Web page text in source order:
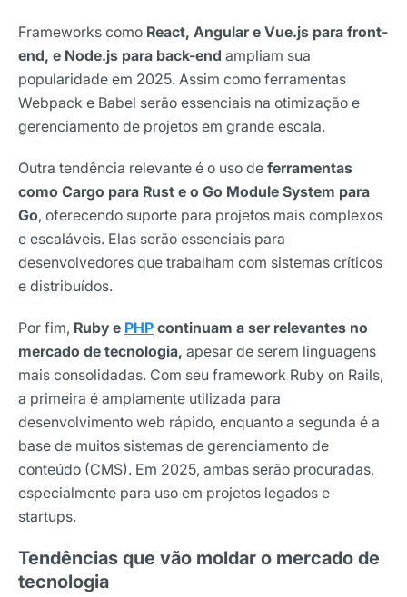
Frameworks como React, Angular e Vue.js para front-
end, e Node.js para back-end ampliam sua
popularidade em 2025. Assim como ferramentas
Webpack e Babel serão essenciais na otimização e
gerenciamento de projetos em grande escala.
Outra tendência relevante é o uso de ferramentas
como Cargo para Rust e o Go Module System para
Go, oferecendo suporte para projetos mais complexos
e escaláveis. Elas serão essenciais para
desenvolvedores que trabalham com sistemas críticos
e distribuídos.
Por fim, Ruby e PHP continuam a ser relevantes no
mercado de tecnologia, apesar de serem linguagens
mais consolidadas. Com seu framework Ruby on Rails,
a primeira é amplamente utilizada para
desenvolvimento web rápido, enquanto a segunda é a
base de muitos sistemas de gerenciamento de
conteúdo (CMS). Em 2025, ambas serão procuradas,
especialmente para uso em projetos legados e
startups.
Tendências que vão moldar o mercado de
tecnologia